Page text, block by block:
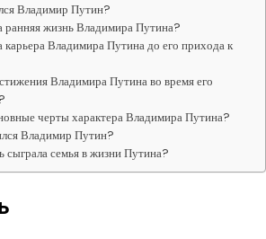
Владимир Путин?
ранняя жизнь Владимира Путина?
карьера Владимира Путина до его прихода к
Владимира Путина во время его
черты характера Владимира Путина?
Владимир Путин?
сыграла семья в жизни Путина?